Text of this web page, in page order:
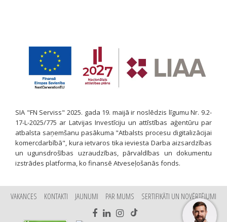
SIA "FN Serviss" 2025. gada 19. maijā ir noslēdzis līgumu Nr. 9.2-
17-L-2025/775 ar Latvijas Investīciju un attīstības aģentūru par
atbalsta saņemšanu pasākuma "Atbalsts procesu digitalizācijai
komercdarbībā", kura ietvaros tika ieviesta Darba aizsardzības
un ugunsdrošības uzraudzības, pārvaldības un dokumentu
izstrādes platforma, ko finansē Atveseļošanās fonds.
VAKANCES KONTAKTI JAUNUMI PAR MUMS SERTIFIKĀTI UN NOVĒRTĒJUMI